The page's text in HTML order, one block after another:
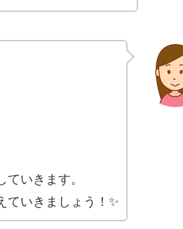
いきます。
ていきましょう！✨